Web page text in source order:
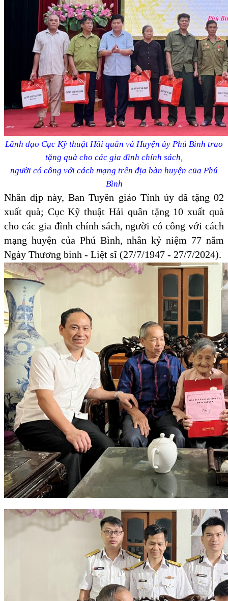
Lãnh đạo Cục Kỹ thuật Hải quân và Huyện ủy Phú Bình trao
tặng quà cho các gia đình chính sách,
người có công với cách mạng trên địa bàn huyện của Phú
Bình
Nhân dịp này, Ban Tuyên giáo Tỉnh ủy đã tặng 02
xuất quà; Cục Kỹ thuật Hải quân tặng 10 xuất quà
cho các gia đình chính sách, người có công với cách
mạng huyện của Phú Bình, nhân kỷ niệm 77 năm
Ngày Thương binh - Liệt sĩ (27/7/1947 - 27/7/2024).